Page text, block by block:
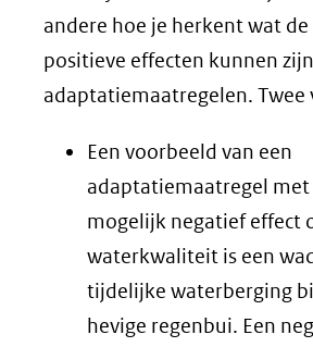
andere hoe je herkent wat
positieve effecten kunnen
adaptatiemaatregelen. Twee
Een voorbeeld van een
adaptatiemaatregel met
mogelijk negatief effect
waterkwaliteit is een
tijdelijke waterberging
hevige regenbui. Een